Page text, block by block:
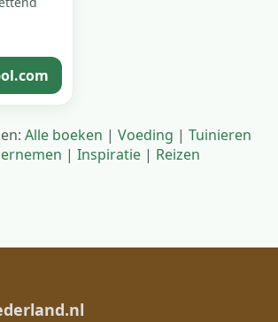
Alle boeken | Voeding | Tuinieren
| Inspiratie | Reizen